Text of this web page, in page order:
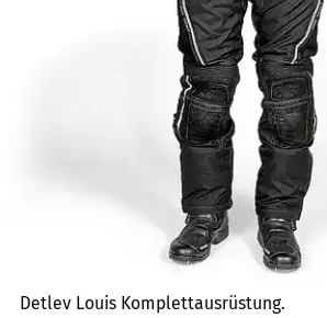
Detlev Louis Komplettausrüstung.